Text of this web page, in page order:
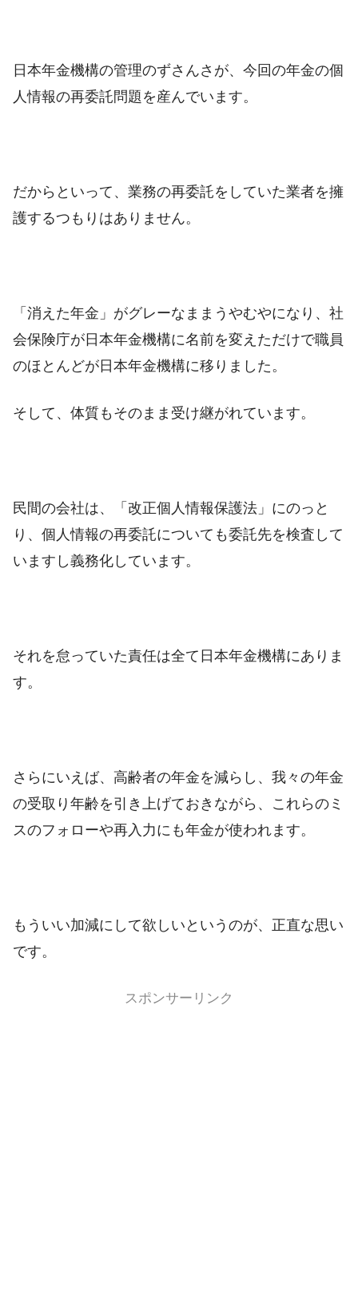
日本年金機構の管理のずさんさが、今回の年金の個
人情報の再委託問題を産んでいます。
だからといって、業務の再委託をしていた業者を擁
護するつもりはありません。
「消えた年金」がグレーなままうやむやになり、社
会保険庁が日本年金機構に名前を変えただけで職員
のほとんどが日本年金機構に移りました。
そして、体質もそのまま受け継がれています。
民間の会社は、「改正個人情報保護法」にのっと
り、個人情報の再委託についても委託先を検査して
いますし義務化しています。
それを怠っていた責任は全て日本年金機構にありま
す。
さらにいえば、高齢者の年金を減らし、我々の年金
の受取り年齢を引き上げておきながら、これらのミ
スのフォローや再入力にも年金が使われます。
もういい加減にして欲しいというのが、正直な思い
です。
スポンサーリンク